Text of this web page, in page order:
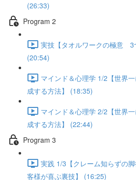
(26:33)
Program 2
実技【タオルワークの極意 3
(20:54)
マインド＆心理学 1/2【世界
成する方法】 (18:35)
マインド＆心理学 2/2【世界
成する方法】 (22:44)
Program 3
実践 1/3【クレーム知らずの
客様が喜ぶ裏技】 (16:25)